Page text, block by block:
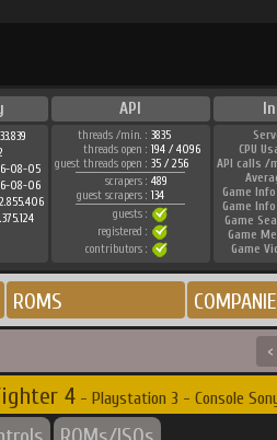
API
08-05
08-06
threads /min. : 3835
threads open : 194 / 4096
guest threads open : 35 / 256
scrapers : 489
guest scrapers : 134
guests :
registered :
contributors :
CPU
API calls /
Game Info
Game Info
Game
Game
Game
ROMS
<
4 - Playstation 3 - Console